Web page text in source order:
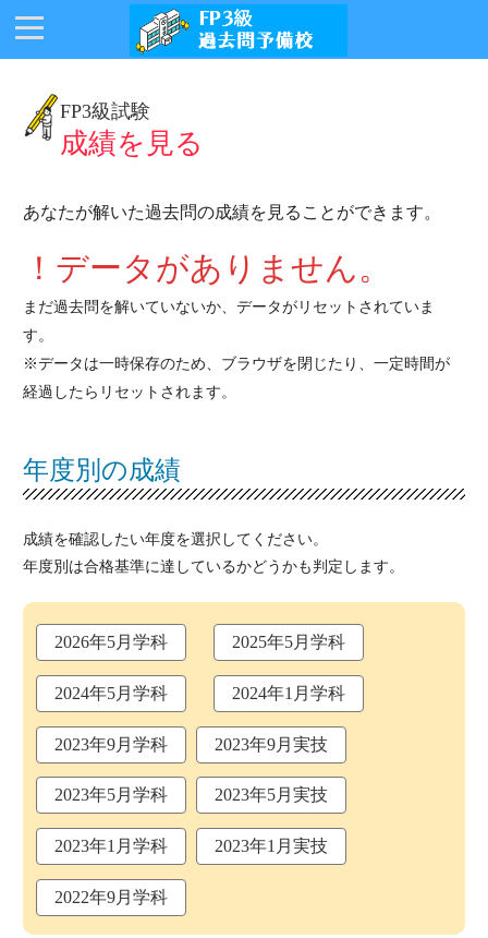
FP3級試験
成績を見る
あなたが解いた過去問の成績を見ることができます。
！データがありません。
まだ過去問を解いていないか、データがリセットされていま
す。
※データは一時保存のため、ブラウザを閉じたり、一定時間が
経過したらリセットされます。
年度別の成績
成績を確認したい年度を選択してください。
年度別は合格基準に達しているかどうかも判定します。
2026年5月学科 2025年5月学科
2024年5月学科 2024年1月学科
2023年9月学科 2023年9月実技
2023年5月学科 2023年5月実技
2023年1月学科 2023年1月実技
2022年9月学科